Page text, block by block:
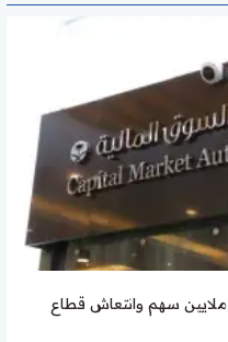
اكتتاب بترولوب للزيوت 2026 وطرح 9 ملايين سهم وانتعاش قطاع